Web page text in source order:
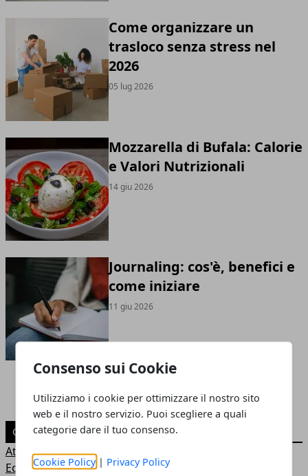
Consenso sui Cookie
Utilizziamo i cookie per ottimizzare il nostro sito
web e il nostro servizio. Puoi scegliere a quali
categorie dare il tuo consenso.
Cookie Policy | Privacy Policy
Come organizzare un
trasloco senza stress nel
2026
05 lug 2026
Mozzarella di Bufala: Calorie
e Valori Nutrizionali
14 giu 2026
Journaling: cos'è, benefici e
come iniziare
11 giu 2026
CATEGORIE
Attualità
Economia e Business